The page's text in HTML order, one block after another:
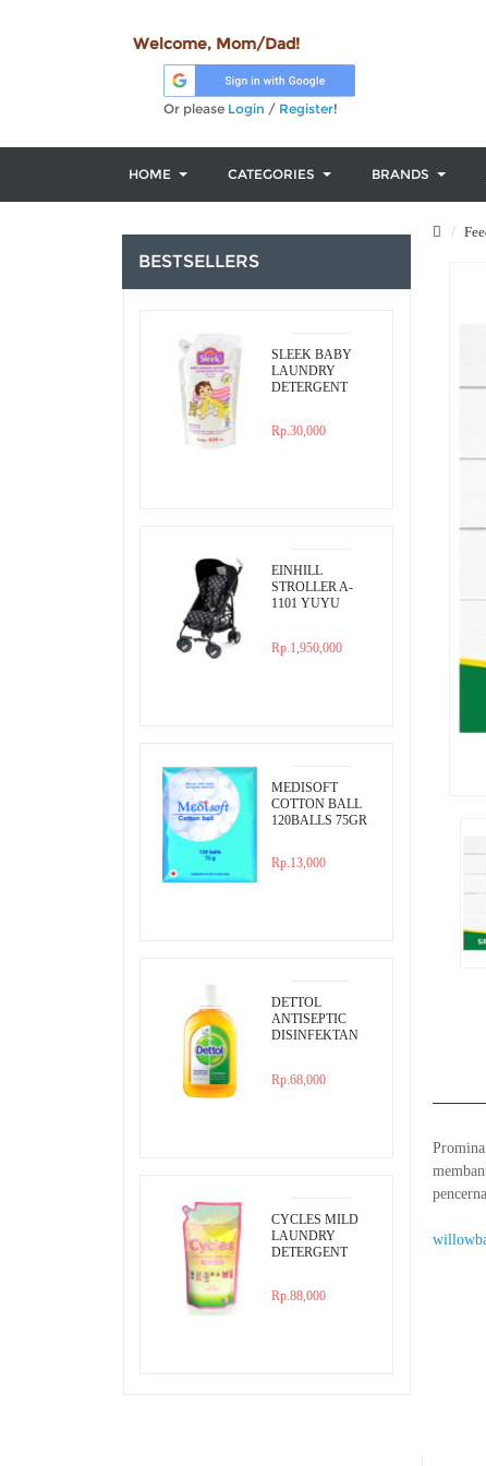
Welcome, Mom/Dad!
Or please Login / Register!
HOME CATEGORIES BRANDS
BESTSELLERS
SLEEK BABY
LAUNDRY
DETERGENT
Rp.30,000
EINHILL
STROLLER A-
1101 YUYU
Rp.1,950,000
MEDISOFT
COTTON BALL
120BALLS 75GR
Rp.13,000
DETTOL
ANTISEPTIC
DISINFEKTAN
Rp.68,000
CYCLES MILD
LAUNDRY
DETERGENT
Rp.88,000